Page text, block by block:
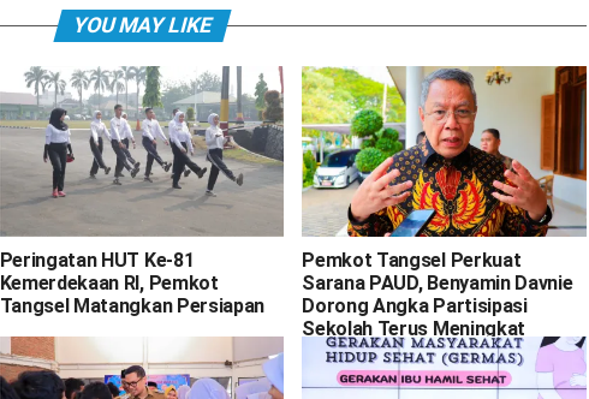
YOU MAY LIKE
Peringatan HUT Ke-81
Kemerdekaan RI, Pemkot
Tangsel Matangkan Persiapan
Pemkot Tangsel Perkuat
Sarana PAUD, Benyamin Davnie
Dorong Angka Partisipasi
Sekolah Terus Meningkat